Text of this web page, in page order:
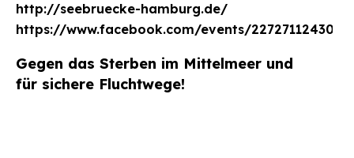
http://seebruecke-hamburg.de/
https://www.facebook.com/events/
Gegen das Sterben im Mittelmeer und
für sichere Fluchtwege!